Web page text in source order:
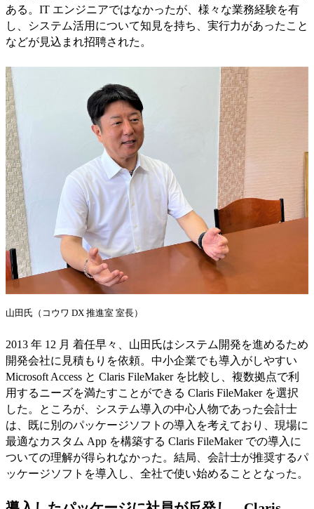
ある。IT エンジニアではなかったが、様々な業務経験を有
し、システム活用について知見を持ち、実行力があったこと
などが見込まれ招聘された。
山田氏（コウワ DX 推進室 室長）
2013 年 12 月 着任早々、山田氏はシステム開発を進めるため
開発会社に見積もりを依頼。中小企業でも導入がしやすい
Microsoft Access と Claris FileMaker を比較し、複数拠点で利
用するニーズを満たすことができる Claris FileMaker を選択
した。ところが、システム導入の中心人物であった会計士
は、既に別のパッケージソフトの導入を考えており、現場に
最適なカスタム App を構築する Claris FileMaker での導入に
ついての理解が得られなかった。結局、会計士が推奨するパ
ッケージソフトを導入し、全社で使い始めることとなった。